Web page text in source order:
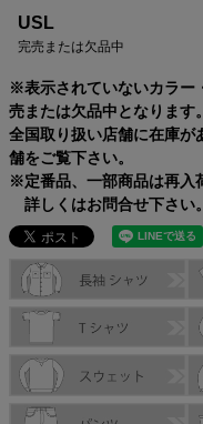
USL
完売または欠品中
※表示されていないカラー
売または欠品中となります。
全国取り扱い店舗に在庫が
舗をご覧下さい。
※定番品、一部商品は再入
詳しくはお問合せ下さい。